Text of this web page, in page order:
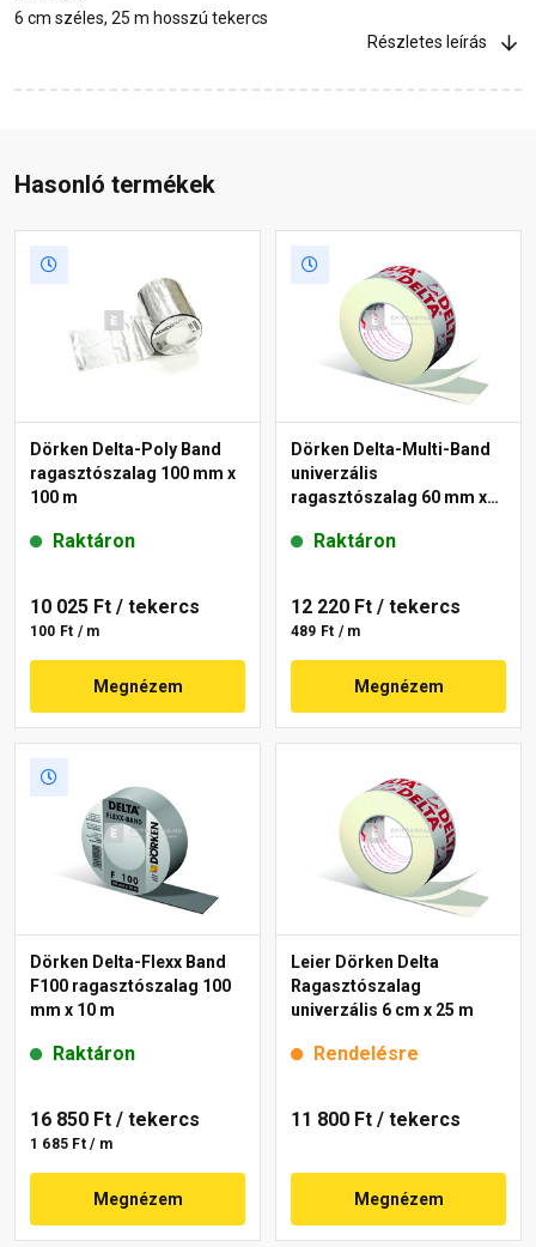
6 cm széles, 25 m hosszú tekercs
Részletes leírás
Hasonló termékek
Dörken Delta-Poly Band
ragasztószalag 100 mm x
100 m
Raktáron
10 025 Ft / tekercs
100 Ft / m
Megnézem
Dörken Delta-Multi-Band
univerzális
ragasztószalag 60 mm x
Raktáron
12 220 Ft / tekercs
489 Ft / m
Megnézem
Dörken Delta-Flexx Band
F100 ragasztószalag 100
mm x 10 m
Raktáron
16 850 Ft / tekercs
1 685 Ft / m
Megnézem
Leier Dörken Delta
Ragasztószalag
univerzális 6 cm x 25 m
Rendelésre
11 800 Ft / tekercs
Megnézem